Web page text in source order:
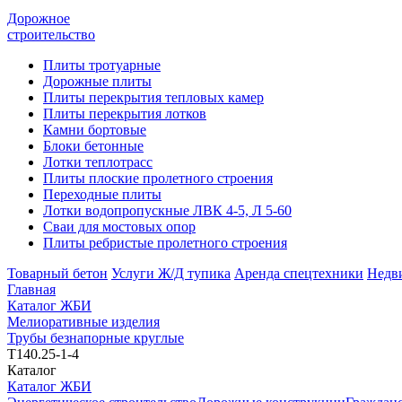
Дорожное
строительство
Плиты тротуарные
Дорожные плиты
Плиты перекрытия тепловых камер
Плиты перекрытия лотков
Камни бортовые
Блоки бетонные
Лотки теплотрасс
Плиты плоские пролетного строения
Переходные плиты
Лотки водопропускные ЛВК 4-5, Л 5-60
Сваи для мостовых опор
Плиты ребристые пролетного строения
Товарный бетон Услуги Ж/Д тупика Аренда спецтехники
Главная
Каталог ЖБИ
Мелиоративные изделия
Трубы безнапорные круглые
Т140.25-1-4
Каталог
Каталог ЖБИ